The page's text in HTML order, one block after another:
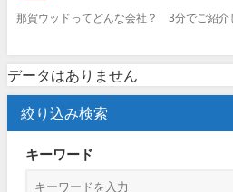
那賀ウッドってどんな会社？ 3分でご紹介
データはありません
絞り込み検索
キーワード